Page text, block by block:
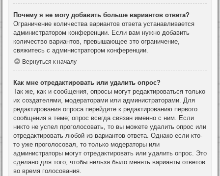
Почему я не могу добавить больше вариантов ответа?
Ограничение количества вариантов ответа устанавливается
администратором конференции. Если вам нужно добавить
количество вариантов, превышающее это ограничение,
свяжитесь с администратором конференции.
Вернуться к началу
Как мне отредактировать или удалить опрос?
Так же, как и сообщения, опросы могут редактироваться только
их создателями, модераторами или администраторами. Для
редактирования опроса перейдите к редактированию первого
сообщения в теме; опрос всегда связан именно с ним. Если
никто не успел проголосовать, то вы можете удалить опрос или
отредактировать любой из вариантов ответа. Однако если кто-
то уже проголосовал, то только модераторы или
администраторы могут отредактировать или удалить опрос. Это
сделано для того, чтобы нельзя было менять варианты ответов
во время голосования.